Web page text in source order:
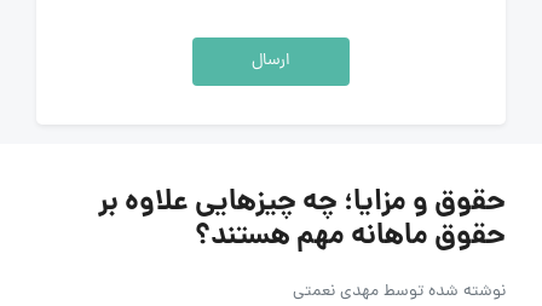
ارسال
حقوق و مزایا؛ چه چیزهایی علاوه بر
حقوق ماهانه مهم هستند؟
نوشته شده توسطمهدی نعمتی